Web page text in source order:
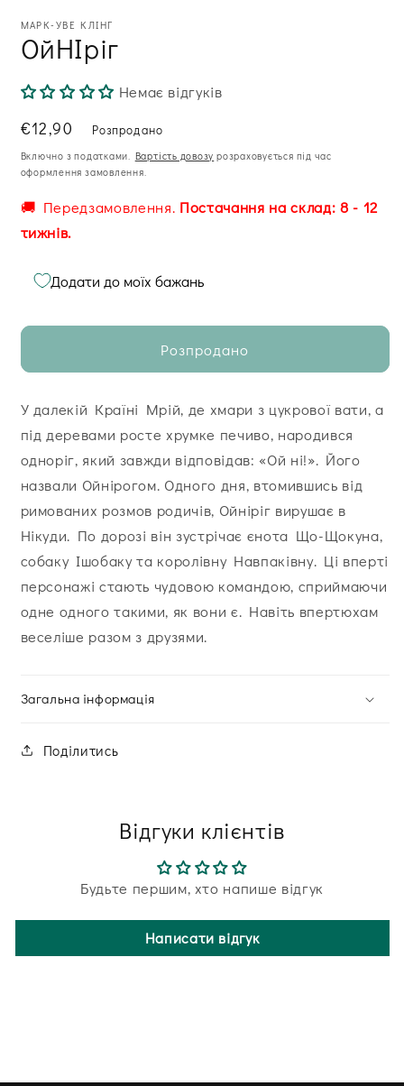
МАРК-УВЕ КЛІНГ
ОйНІріг
Немає відгуків
Звична
ціна
€12,90 Розпродано
Включно з податками. Вартість довозу розраховується під час
оформлення замовлення.
🚚 Передзамовлення. Постачання на склад: 8 - 12
тижнів.
Додати до моїх бажань
Розпродано
У далекій Країні Мрій, де хмари з цукрової вати, а
під деревами росте хрумке печиво, народився
одноріг, який завжди відповідав: «Ой ні!». Його
назвали Ойнірогом. Одного дня, втомившись від
римованих розмов родичів, Ойніріг вирушає в
Нікуди. По дорозі він зустрічає єнота Що-Щокуна,
собаку Ішобаку та королівну Навпаківну. Ці вперті
персонажі стають чудовою командою, сприймаючи
одне одного такими, як вони є. Навіть впертюхам
веселіше разом з друзями.
Загальна інформація
Поділитись
Відгуки клієнтів
Будьте першим, хто напише відгук
Написати відгук